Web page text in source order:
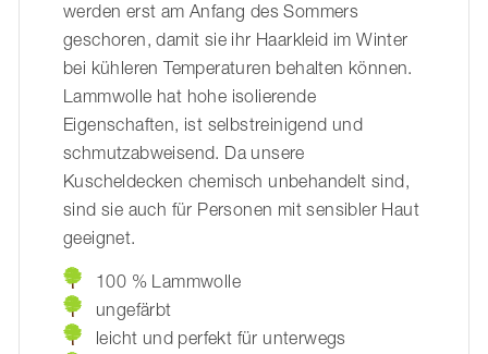
werden erst am Anfang des Sommers
geschoren, damit sie ihr Haarkleid im Winter
bei kühleren Temperaturen behalten können.
Lammwolle hat hohe isolierende
Eigenschaften, ist selbstreinigend und
schmutzabweisend. Da unsere
Kuscheldecken chemisch unbehandelt sind,
sind sie auch für Personen mit sensibler Haut
geeignet.
100 % Lammwolle
ungefärbt
leicht und perfekt für unterwegs